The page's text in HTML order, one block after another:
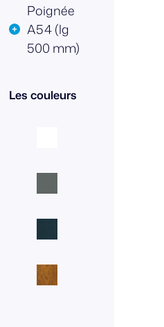
Poignée
A54 (lg
500 mm)
Les couleurs